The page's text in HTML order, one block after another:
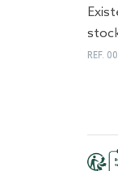
REF.